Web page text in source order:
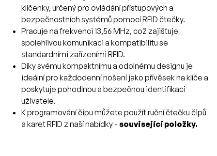
klíčenky, určený pro ovládání přístupových a
bezpečnostních systémů pomocí RFID čtečky.
Pracuje na frekvenci 13,56 MHz, což zajišťuje
spolehlivou komunikaci a kompatibilitu se
standardními zařízeními RFID.
Díky svému kompaktnímu a odolnému designu je
ideální pro každodenní nošení jako přívěsek na klíče a
poskytuje pohodlnou a bezpečnou identifikaci
uživatele.
K programování čipu můžete použít ruční čtečku čipů
a karet RFID z naší nabídky - související položky.